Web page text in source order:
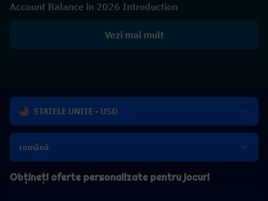
Account Balance in 2026 Introduction
Vezi mai mult
STATELE UNITE - USD
română
Obțineți oferte personalizate pentru jocuri